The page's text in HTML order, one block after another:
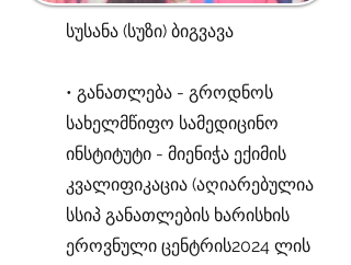
სუსანა (სუზი) ბიგვავა
• განათლება - გროდნოს
სახელმწიფო სამედიცინო
ინსტიტუტი - მიენიჭა ექიმის
კვალიფიკაცია (აღიარებულია
სსიპ განათლების ხარისხის
ეროვნული ცენტრის2024 ლის